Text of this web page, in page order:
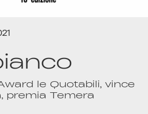
le Quotabili, vince
premia Temera